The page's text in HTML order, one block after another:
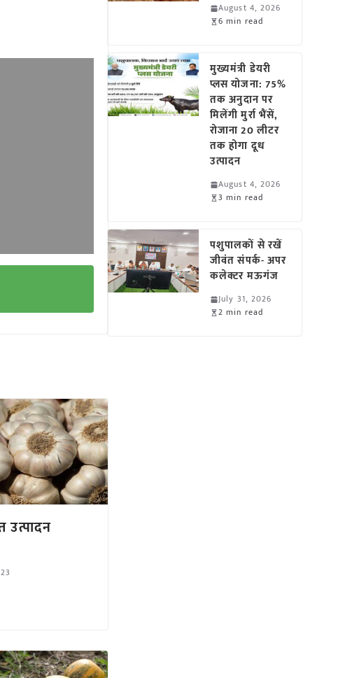
उत्पादन
August 4, 2026
6 min read
मुख्यमंत्री डेयरी
प्लस योजना: 75%
तक अनुदान पर
मिलेंगी मुर्रा भैंसें,
रोजाना 20 लीटर
तक होगा दूध
उत्पादन
August 4, 2026
3 min read
पशुपालकों से रखें
जीवंत संपर्क- अपर
कलेक्टर मऊगंज
July 31, 2026
2 min read